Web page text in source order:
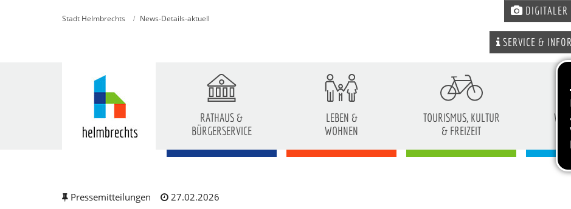
Stadt Helmbrechts News-Details-aktuell
DIGITALER
SERVICE &
RATHAUS &
BÜRGERSERVICE
LEBEN &
WOHNEN
TOURISMUS, KULTUR
& FREIZEIT
Pressemitteilungen 27.02.2026